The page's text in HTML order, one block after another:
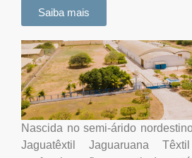
Saiba mais
Nascida no semi-árido
Jaguatêxtil Jaguaruana